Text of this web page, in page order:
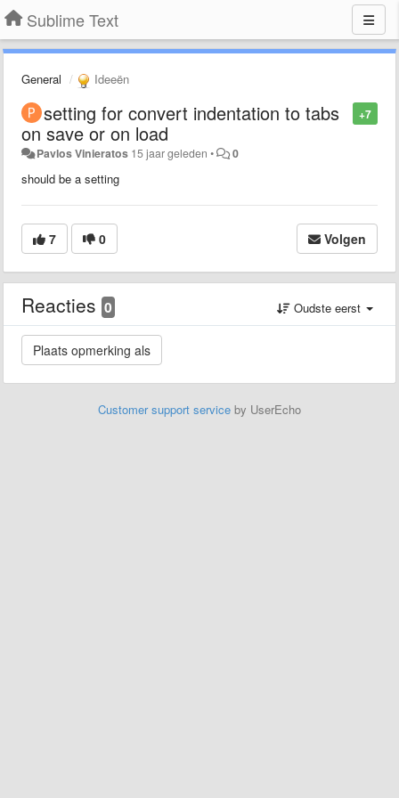
Sublime Text
General Ideeën
+7
setting for convert indentation to tabs
on save or on load
Pavlos Vinieratos 15 jaar geleden • 0
should be a setting
7 0 Volgen
Reacties 0 Oudste eerst
Customer support service by UserEcho